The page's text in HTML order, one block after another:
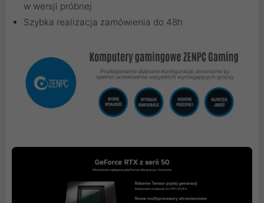
w wersji próbnej
Szybka realizacja zamówienia do 48h